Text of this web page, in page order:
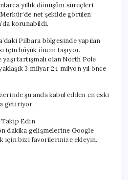
için
yıllık dönüşüm süreçleri
net şekilde görülen
korunabildi.
Pilbara bölgesinde yapılan
için büyük önem taşıyor.
yaşı tartışmalı olan North Pole
3 milyar 24 milyon yıl önce
şu anda kabul edilen en eski
getiriyor.
Takip Edin
dakika gelişmelerine Google
için bizi favorilerinize ekleyin.